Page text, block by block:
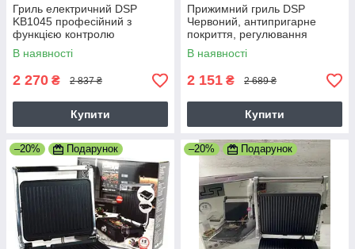
Гриль електричний DSP
KB1045 професійний з
функцією контролю
температури [1800 ВТ]
сьемная протвень
В наявності
2 270 ₴ 2 837 ₴
Купити
Прижимний гриль DSP
Червоний, антипригарне
покриття, регулювання
температури, відкривається
на 180 градусів
В наявності
2 151 ₴ 2 689 ₴
Купити
–20% Подарунок –20% Подарунок